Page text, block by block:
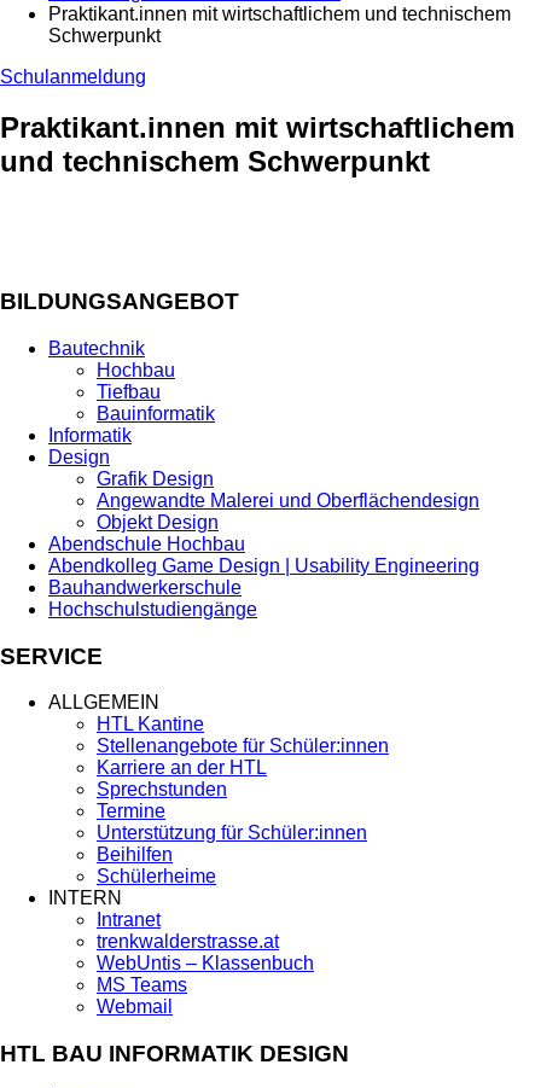
Praktikant.innen mit wirtschaftlichem und technischem
Schwerpunkt
Schulanmeldung
Praktikant.innen mit wirtschaftlichem
und technischem Schwerpunkt
BILDUNGSANGEBOT
Bautechnik
Hochbau
Tiefbau
Bauinformatik
Informatik
Design
Grafik Design
Angewandte Malerei und Oberflächendesign
Objekt Design
Abendschule Hochbau
Abendkolleg Game Design | Usability Engineering
Bauhandwerkerschule
Hochschulstudiengänge
SERVICE
ALLGEMEIN
HTL Kantine
Stellenangebote für Schüler:innen
Karriere an der HTL
Sprechstunden
Termine
Unterstützung für Schüler:innen
Beihilfen
Schülerheime
INTERN
Intranet
trenkwalderstrasse.at
WebUntis – Klassenbuch
MS Teams
Webmail
HTL BAU INFORMATIK DESIGN